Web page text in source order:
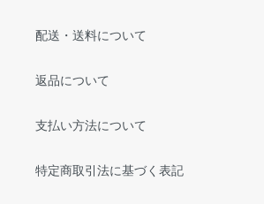
配送・送料について
返品について
支払い方法について
特定商取引法に基づく表記